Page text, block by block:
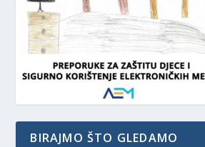
BIRAJMO ŠTO GLEDAMO